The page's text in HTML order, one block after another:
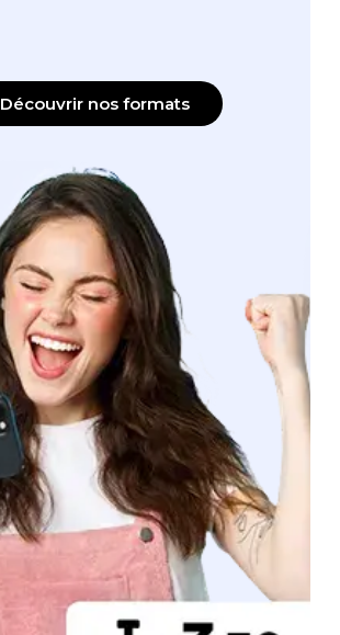
Découvrir nos formats